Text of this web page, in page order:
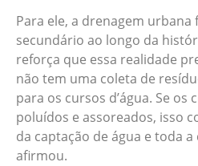
Para ele, a drenagem
secundário ao longo da
reforça que essa realidade
não tem uma coleta de
para os cursos d’água. Se os
poluídos e assoreados, isso
da captação de água e toda
afirmou.